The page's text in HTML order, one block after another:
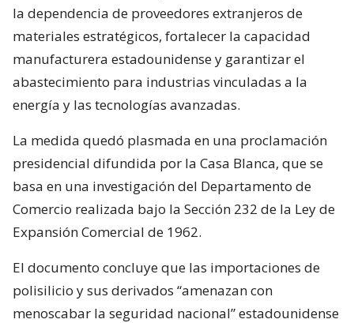
la dependencia de proveedores extranjeros de
materiales estratégicos, fortalecer la capacidad
manufacturera estadounidense y garantizar el
abastecimiento para industrias vinculadas a la
energía y las tecnologías avanzadas.
La medida quedó plasmada en una proclamación
presidencial difundida por la Casa Blanca, que se
basa en una investigación del Departamento de
Comercio realizada bajo la Sección 232 de la Ley de
Expansión Comercial de 1962.
El documento concluye que las importaciones de
polisilicio y sus derivados “amenazan con
menoscabar la seguridad nacional” estadounidense